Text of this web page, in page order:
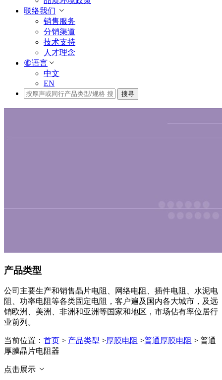
联络我们
销售服务
分销渠道
技术支持
人才理念
语言
中文
EN
搜寻
产品类型
公司主要生产和销售晶片电阻、网络电阻、插件电阻、水泥电
阻、功率电阻等各类固定电阻，客户遍及国内各大城市，及远
销欧洲、美洲、非洲和亚洲等国家和地区，市场佔有率位居行
业前列。
当前位置： 首页 > 产品类型 >厚膜电阻 >普通厚膜电阻 > 普通
厚膜晶片电阻器
点击展示